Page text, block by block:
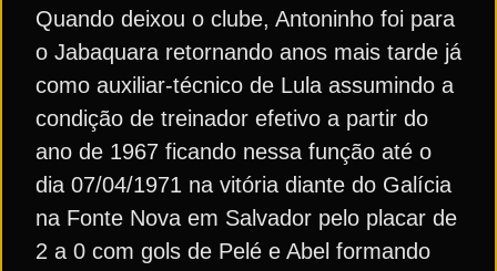
Quando deixou o clube, Antoninho foi para
o Jabaquara retornando anos mais tarde já
como auxiliar-técnico de Lula assumindo a
condição de treinador efetivo a partir do
ano de 1967 ficando nessa função até o
dia 07/04/1971 na vitória diante do Galícia
na Fonte Nova em Salvador pelo placar de
2 a 0 com gols de Pelé e Abel formando